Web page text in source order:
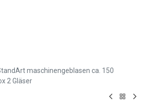
maschinengeblasen ca. 150
2 Gläser